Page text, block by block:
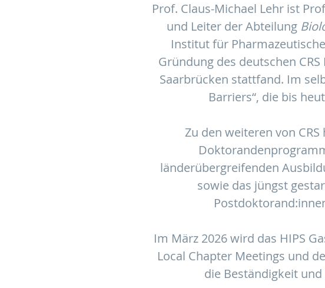
Prof. Claus-Michael Lehr ist
und Leiter der Abteilung
Institut für
Gründung des deutschen
Saarbrücken stattfand. Im
Barriers“, die bis
Zu den weiteren von
länderübergreifenden
sowie das jüngst
Im März 2026 wird das HIPS
Local Chapter Meetings und
die Beständigkeit